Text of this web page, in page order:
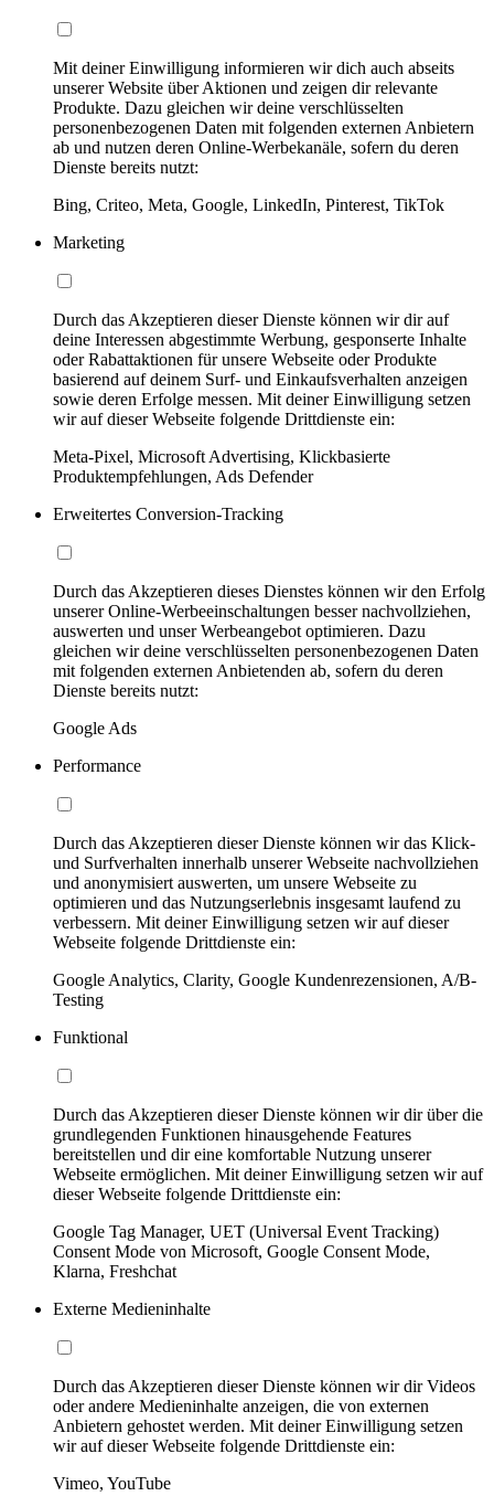
Mit deiner Einwilligung informieren wir dich auch abseits
unserer Website über Aktionen und zeigen dir relevante
Produkte. Dazu gleichen wir deine verschlüsselten
personenbezogenen Daten mit folgenden externen Anbietern
ab und nutzen deren Online-Werbekanäle, sofern du deren
Dienste bereits nutzt:
Bing, Criteo, Meta, Google, LinkedIn, Pinterest, TikTok
Marketing
Durch das Akzeptieren dieser Dienste können wir dir auf
deine Interessen abgestimmte Werbung, gesponserte Inhalte
oder Rabattaktionen für unsere Webseite oder Produkte
basierend auf deinem Surf- und Einkaufsverhalten anzeigen
sowie deren Erfolge messen. Mit deiner Einwilligung setzen
wir auf dieser Webseite folgende Drittdienste ein:
Meta-Pixel, Microsoft Advertising, Klickbasierte
Produktempfehlungen, Ads Defender
Erweitertes Conversion-Tracking
Durch das Akzeptieren dieses Dienstes können wir den Erfolg
unserer Online-Werbeeinschaltungen besser nachvollziehen,
auswerten und unser Werbeangebot optimieren. Dazu
gleichen wir deine verschlüsselten personenbezogenen Daten
mit folgenden externen Anbietenden ab, sofern du deren
Dienste bereits nutzt:
Google Ads
Performance
Durch das Akzeptieren dieser Dienste können wir das Klick-
und Surfverhalten innerhalb unserer Webseite nachvollziehen
und anonymisiert auswerten, um unsere Webseite zu
optimieren und das Nutzungserlebnis insgesamt laufend zu
verbessern. Mit deiner Einwilligung setzen wir auf dieser
Webseite folgende Drittdienste ein:
Google Analytics, Clarity, Google Kundenrezensionen, A/B-
Testing
Funktional
Durch das Akzeptieren dieser Dienste können wir dir über die
grundlegenden Funktionen hinausgehende Features
bereitstellen und dir eine komfortable Nutzung unserer
Webseite ermöglichen. Mit deiner Einwilligung setzen wir auf
dieser Webseite folgende Drittdienste ein:
Google Tag Manager, UET (Universal Event Tracking)
Consent Mode von Microsoft, Google Consent Mode,
Klarna, Freshchat
Externe Medieninhalte
Durch das Akzeptieren dieser Dienste können wir dir Videos
oder andere Medieninhalte anzeigen, die von externen
Anbietern gehostet werden. Mit deiner Einwilligung setzen
wir auf dieser Webseite folgende Drittdienste ein:
Vimeo, YouTube